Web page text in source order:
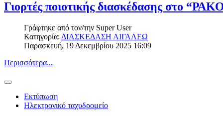
Γιορτές ποιοτικής διασκέδασης στο
Γράφτηκε από τον/την Super User
Κατηγορία: ΔΙΑΣΚΕΔΑΣΗ ΑΙΓΑΛΕΩ
Παρασκευή, 19 Δεκεμβρίου 2025 16:09
Περισσότερα...
Εκτύπωση
Ηλεκτρονικό ταχυδρομείο